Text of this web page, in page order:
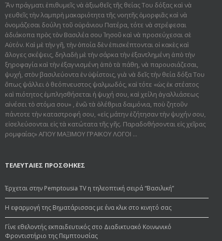
Ἂν πράγματι ἐπιθυμεῖς νὰ ἀξιωθεῖς τῆς θείας Του δόξας καὶ νὰ
γευθεῖς τὴν λαμπρὴ μακαριότητα τῆς νοητῆς ὀμορφιᾶς καὶ νὰ
ὀνομάζεσαι δούλη τοῦ οὐράνιου Πατέρα, τότε νὰ στρέφεσαι
ἀδιάκοπα πρὸς τὸν Βασιλέα σου Ἰησοῦ καὶ νὰ προσεύχεσαι σὲ
Αὐτόν. Καὶ μὲ τὴν γῆ, τὴν ὁποία δὲν ἐπισκέπτονται οἱ κακὲς καὶ
ἄλογες σκέψεις, δηλαδὴ μὲ τὴν σάρκα τὴν ἐξαντλημένη ἀπὸ τὴν
ξηροφαγία καὶ τὴν ἐξαγνισμένη ἀπὸ τὰ πάθη, νὰ παρουσιάζεσαι,
ψυχή, στὸν βασιλεύοντα ἐν ὑψίστοις, γιὰ νὰ δεῖς τὴν θεία δόξα Του
ὅπως ψάλλει ὁ θεόπνευστος ψαλμωδός, καὶ τότε «ὡς ἐκ στέατος
καὶ πιότητος ἐμπλησθήσεται ἡ ψυχή σου, καὶ χείλη ἀγαλλιάσεως
αἰνέσει τὸ στόμα σου» , ἐνῶ τὰ ὀλέθρια δαιμόνια, ποὺ ζητοῦν
πάντοτε τὴν καταστροφή σου, «εἰς μάτην ἐζήτησαν τὴν ψυχήν σου,
εἰσελεύσονται εἰς τὰ κατώτατα τῆς γῆς. Παραδοθήσον­ται εἰς χεῖρας
ρομφαίας» ΑΓΙΟΥ ΜΑΞΙΜΟΥ ΓΡΑΙΚΟΥ ΛΟΓΟΙ ...
ΤΕΛΕΥΤΑΙΕΣ ΠΡΟΣΘΗΚΕΣ
Έρχεται στην Pemptousia TV η τηλεοπτική σειρά “Βασιλική”
Η εφαρμογή της Βηματάρισσας με ένα κλικ στο κινητό σας
Γίνε εθελοντής εκπαιδευτικός στο Διαδικτυακό Κοινωνικό
Φροντιστήριο της Πεμπτουσίας